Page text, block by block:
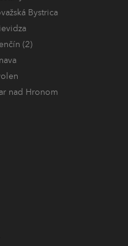
Bystrica
(2)
nad Hronom